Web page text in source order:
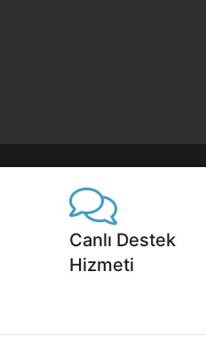
Canlı Destek
Hizmeti